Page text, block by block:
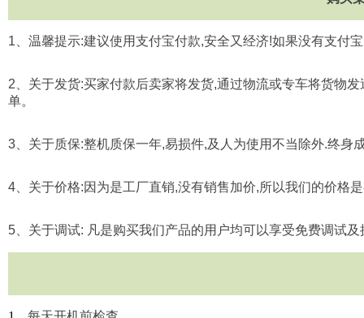
1 、温馨提示:建议使用支付宝付款,安全又经济!如果没有支付宝
2 、关于发货:买家付款后卖家将发货,通过物流或专车将货物
单。
3 、关于质保:整机质保一年,易损件,及人为使用不当除外.终身
4 、关于价格:因为是工厂直销,没有销售加价,所以我们的价格
5 、关于调试: 凡是购买我们产品的用户均可以享受免费调试